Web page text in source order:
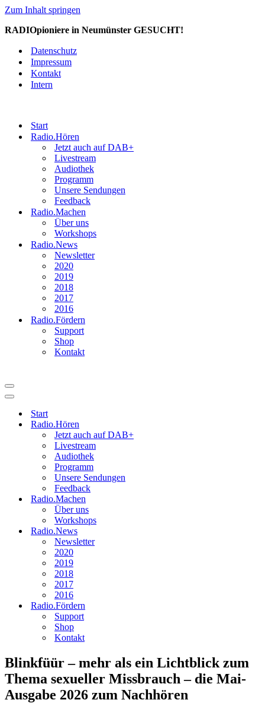
Zum Inhalt springen
RADIOpioniere in Neumünster GESUCHT!
Datenschutz
Impressum
Kontakt
Intern
Start
Radio.Hören
Jetzt auch auf DAB+
Livestream
Audiothek
Programm
Unsere Sendungen
Feedback
Radio.Machen
Über uns
Workshops
Radio.News
Newsletter
2020
2019
2018
2017
2016
Radio.Fördern
Support
Shop
Kontakt
Navigationsmenü
Navigationsmenü
Start
Radio.Hören
Jetzt auch auf DAB+
Livestream
Audiothek
Programm
Unsere Sendungen
Feedback
Radio.Machen
Über uns
Workshops
Radio.News
Newsletter
2020
2019
2018
2017
2016
Radio.Fördern
Support
Shop
Kontakt
Blinkfüür – mehr als ein Lichtblick zum
Thema sexueller Missbrauch – die Mai-
Ausgabe 2026 zum Nachhören